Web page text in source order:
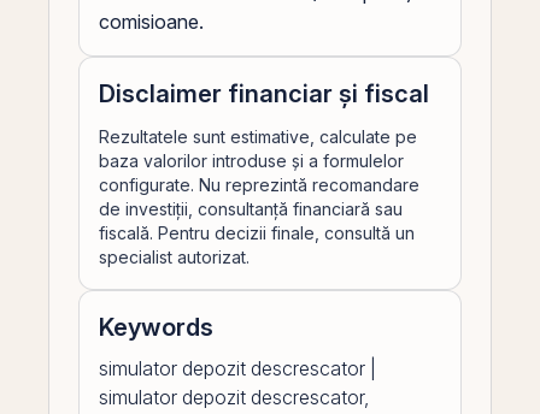
comisioane.
Disclaimer financiar și fiscal
Rezultatele sunt estimative, calculate pe
baza valorilor introduse și a formulelor
configurate. Nu reprezintă recomandare
de investiții, consultanță financiară sau
fiscală. Pentru decizii finale, consultă un
specialist autorizat.
Keywords
simulator depozit descrescator |
simulator depozit descrescator,